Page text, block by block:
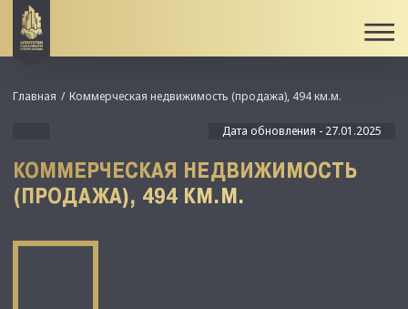
Главная Коммерческая недвижимость (продажа), 494 км.м.
Дата обновления - 27.01.2025
КОММЕРЧЕСКАЯ НЕДВИЖИМОСТЬ
(ПРОДАЖА), 494 КМ.М.